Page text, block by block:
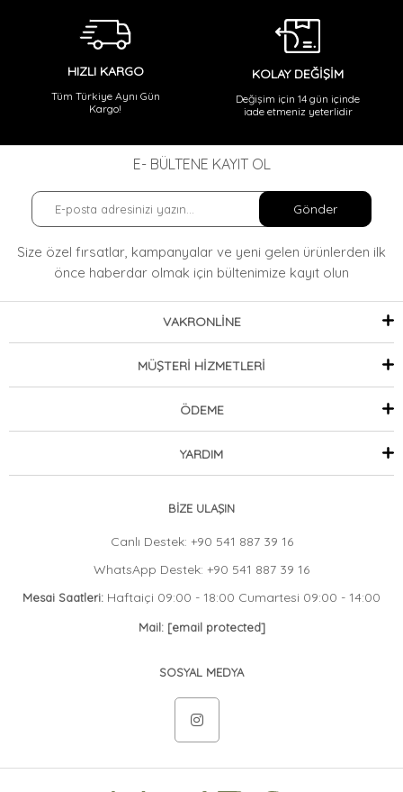
HIZLI KARGO
Tüm Türkiye Aynı Gün
Kargo!
KOLAY DEĞİŞİM
Değişim için 14 gün içinde
iade etmeniz yeterlidir
E- BÜLTENE KAYIT OL
Gönder
Size özel fırsatlar, kampanyalar ve yeni gelen ürünlerden ilk
önce haberdar olmak için bültenimize kayıt olun
VAKRONLİNE
MÜŞTERİ HİZMETLERİ
ÖDEME
YARDIM
BİZE ULAŞIN
Canlı Destek: +90 541 887 39 16
WhatsApp Destek: +90 541 887 39 16
Mesai Saatleri: Haftaiçi 09:00 - 18:00 Cumartesi 09:00 - 14:00
Mail: [email protected]
SOSYAL MEDYA